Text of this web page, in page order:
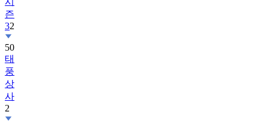
즌
32
50
태
풍
상
사
2